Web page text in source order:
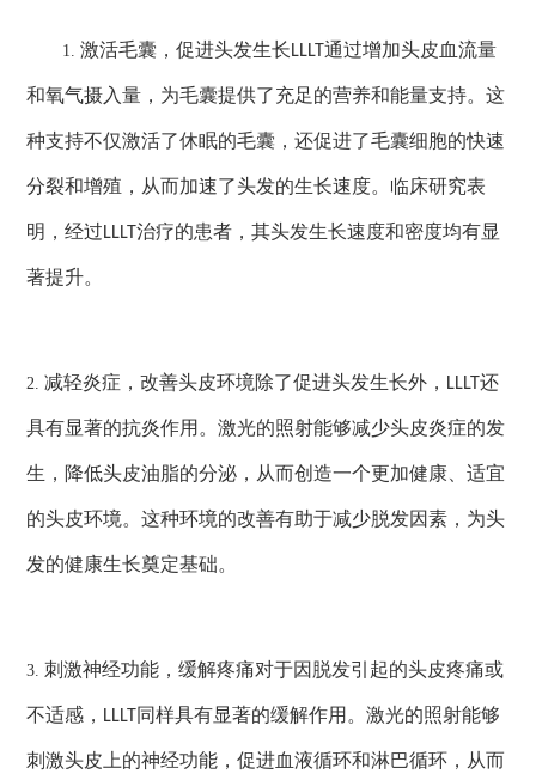
1.激活毛囊，促进头发生长LLLT通过增加头皮血流量
和氧气摄入量，为毛囊提供了充足的营养和能量支持。这
种支持不仅激活了休眠的毛囊，还促进了毛囊细胞的快速
分裂和增殖，从而加速了头发的生长速度。临床研究表
明，经过LLLT治疗的患者，其头发生长速度和密度均有显
著提升。
2.减轻炎症，改善头皮环境除了促进头发生长外， LLLT还
具有显著的抗炎作用。激光的照射能够减少头皮炎症的发
生，降低头皮油脂的分泌，从而创造一个更加健康、适宜
的头皮环境。这种环境的改善有助于减少脱发因素，为头
发的健康生长奠定基础。
3. 刺激神经功能，缓解疼痛对于因脱发引起的头皮疼痛或
不适感， LLLT 同样具有显著的缓解作用。激光的照射能够
刺激头皮上的神经功能，促进血液循环和淋巴循环，从而